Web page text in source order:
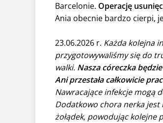
Barcelonie. Operację
Ania obecnie bardzo cierpi,
23.06.2026 r. Każda kolejna
przygotowywaliśmy się do
walki. Nasza córeczka
Ani przestała całkowicie
Nawracające infekcje mogą
Dodatkowo chora nerka jest
żołądek, powodując kolejne